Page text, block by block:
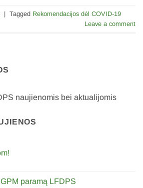
| Tagged Rekomendacijos dėl COVID-19
Leave a comment
naujienomis bei aktualijomis
paramą LFDPS